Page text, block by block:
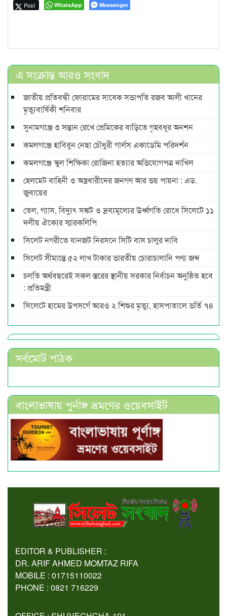
Post WhatsApp Messenger
এ সংক্রান্ত আরও সংবাদ
জাতীয় প্রতিবন্ধী ফোরামের সাবেক সভাপতি রজব আলী খানের
মৃত্যুবার্ষিকী শনিবার
সুনামগঞ্জে ৩ সন্তান রেখে প্রেমিকের বাড়িতে গৃহবধূর অনশন
কমলগঞ্জে হাবিবুন নেছা চৌধুরী গার্লস একাডেমি পরিদর্শন
কমলগঞ্জে স্কুল শিক্ষিকা রোজিনা হত্যার অভিযোগপত্র দাখিল
হেলমেট বাহিনী ও অস্ত্রধারীদের জনগণ আর ভয় পায়না : এড.
জুবায়ের
তেল, গ্যাস, বিদ্যুৎ সঙ্কট ও দ্রব্যমূল্যের ঊর্ধ্বগতি রোধে সিলেটে ১১
দলীয় ঐক্যের স্মারকলিপি
সিলেট নগরীতে যানজট নিরসনে সিটি বাস চালুর দাবি
সিলেট সীমান্তে ৫২ লাখ টাকার ভারতীয় চোরাচালানি পণ্য জব্দ
চলতি অর্থবছরেই সকল স্তরের স্থানীয় সরকার নির্বাচন অনুষ্ঠিত হবে
: প্রতিমন্ত্রী
সিলেটে হামের উপসর্গে আরও ২ শিশুর মৃত্যু, হাসপাতালে ভর্তি ৭৪
সর্বমোট পাঠক
বাংলাভাষায় পুর্নাঙ্গ ভ্রমণের ওয়েবসাইট
EDITOR & PUBLISHER :
DR. ARIF AHMED MOMTAZ RIFA
MOBILE : 01715110022
PHONE : 0821 716229